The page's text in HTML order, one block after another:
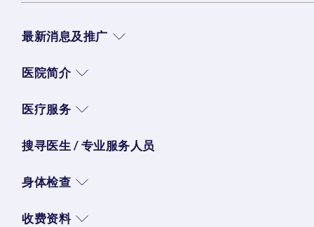
最新消息及推广
医院简介
医疗服务
搜寻医生 / 专业服务人员
身体检查
收费资料